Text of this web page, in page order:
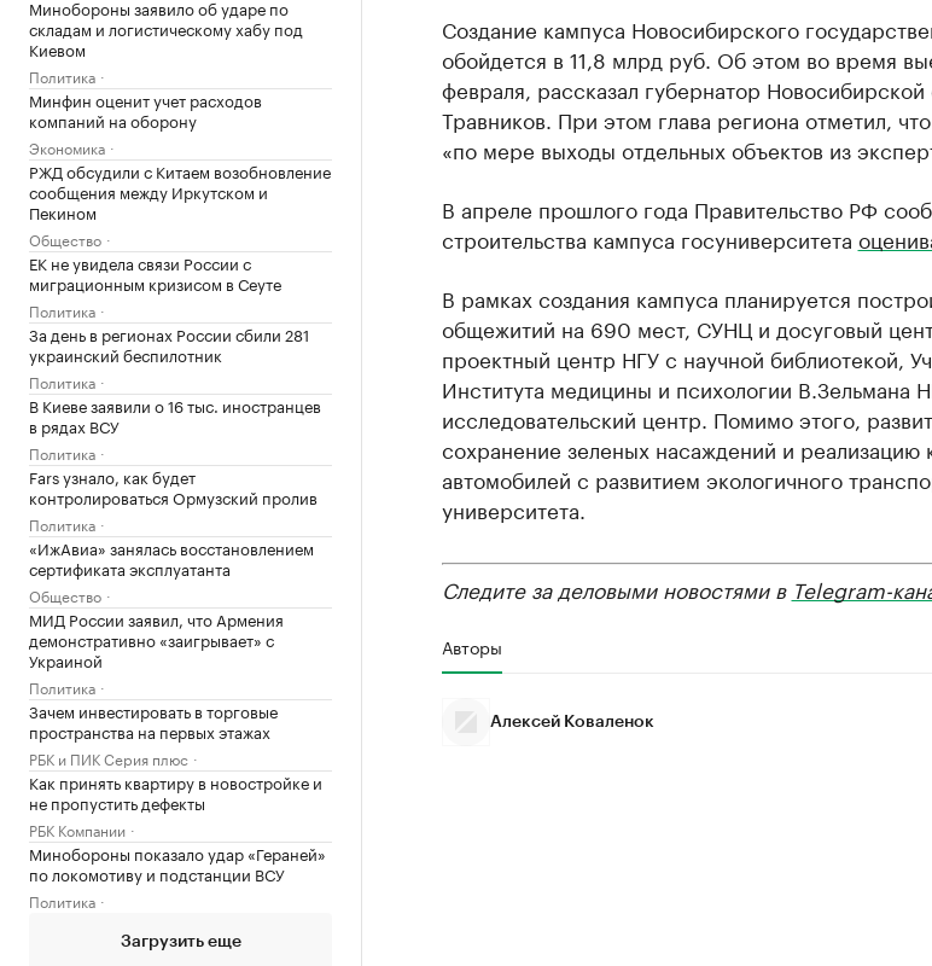
Минобороны заявило об ударе по
складам и логистическому хабу под
Киевом
Политика
Минфин оценит учет расходов
компаний на оборону
Экономика
РЖД обсудили с Китаем возобновление
сообщения между Иркутском и
Пекином
Общество
ЕК не увидела связи России с
миграционным кризисом в Сеуте
Политика
За день в регионах России сбили 281
украинский беспилотник
Политика
В Киеве заявили о 16 тыс. иностранцев
в рядах ВСУ
Политика
Fars узнало, как будет
контролироваться Ормузский пролив
Политика
«ИжАвиа» занялась восстановлением
сертификата эксплуатанта
Общество
МИД России заявил, что Армения
демонстративно «заигрывает» с
Украиной
Политика
Зачем инвестировать в торговые
пространства на первых этажах
РБК и ПИК Серия плюс
Как принять квартиру в новостройке и
не пропустить дефекты
РБК Компании
Минобороны показало удар «Гераней»
по локомотиву и подстанции ВСУ
Политика
Загрузить еще
Создание кампуса Новосибирского
обойдется в 11,8 млрд руб. Об этом во время
февраля, рассказал губернатор
Травников. При этом глава региона отметил,
«по мере выходы отдельных объектов из
В апреле прошлого года Правительство РФ
строительства кампуса госуниверситета
В рамках создания кампуса планируется
общежитий на 690 мест, СУНЦ и досуговый
проектный центр НГУ с научной библиотекой,
Института медицины и психологии В.Зельмана
исследовательский центр. Помимо этого,
сохранение зеленых насаждений и реализацию
автомобилей с развитием экологичного
университета.
Следите за деловыми новостями в Telegram-
Авторы
Алексей Коваленок